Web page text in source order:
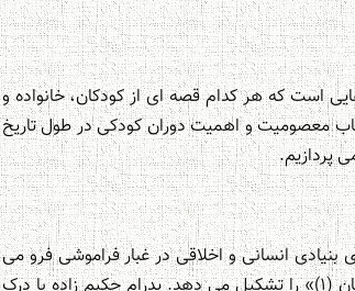
سیار از تابلوهایی است که هر کدام قصه ای از کودکان، خانواده و
معصومیت و اهمیت دوران کودکی در طول تاریخ
پردازیم.
انسانی و اخلاقی در غبار فراموشی فرو می